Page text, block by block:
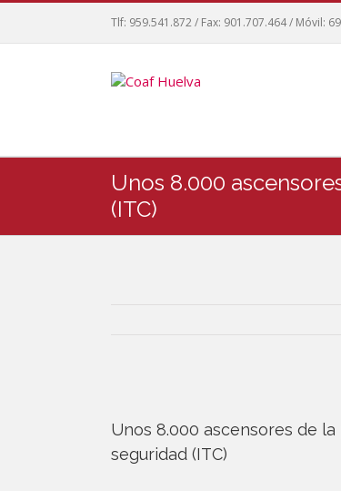
Tlf: 959.541.872 / Fax: 901.707.464 / Móvil:
Unos 8.000
(ITC)
Unos 8.000 ascensores de
seguridad (ITC)